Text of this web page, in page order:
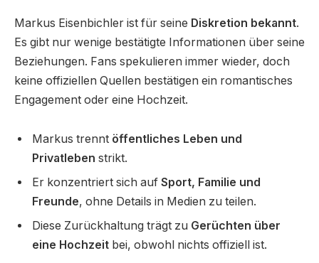
Markus Eisenbichler ist für seine Diskretion bekannt.
Es gibt nur wenige bestätigte Informationen über seine
Beziehungen. Fans spekulieren immer wieder, doch
keine offiziellen Quellen bestätigen ein romantisches
Engagement oder eine Hochzeit.
Markus trennt öffentliches Leben und
Privatleben strikt.
Er konzentriert sich auf Sport, Familie und
Freunde, ohne Details in Medien zu teilen.
Diese Zurückhaltung trägt zu Gerüchten über
eine Hochzeit bei, obwohl nichts offiziell ist.